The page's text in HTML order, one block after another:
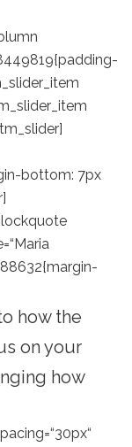
bottom: 7px
how the
on your
how